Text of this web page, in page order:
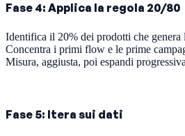
Fase 4: Applica la regola 20/80
Identifica il 20% dei prodotti che genera
Concentra i primi flow e le prime
Misura, aggiusta, poi espandi
Fase 5: Itera sui dati